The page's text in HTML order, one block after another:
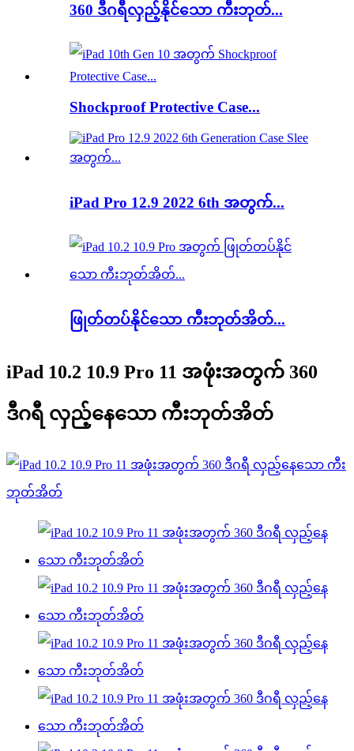
360 ဒီဂရီလှည့်နိုင်သော ကီးဘုတ်...
Shockproof Protective Case...
iPad Pro 12.9 2022 6th အတွက်...
ဖြုတ်တပ်နိုင်သော ကီးဘုတ်အိတ်...
iPad 10.2 10.9 Pro 11 အဖုံးအတွက် 360
ဒီဂရီ လှည့်နေသော ကီးဘုတ်အိတ်